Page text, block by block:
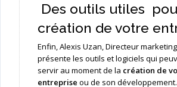
Des outils utiles
création de votre
Enfin, Alexis Uzan, Directeur
présente les outils et logiciels qui
servir au moment de la création de
entreprise ou de son développement.